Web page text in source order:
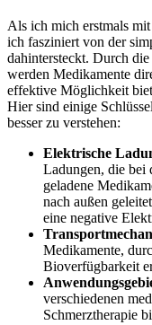
Als ich mich ​erstmals‍
ich fasziniert von der
dahintersteckt. ‍Durch
werden ⁣Medikamente
effektive Möglichkeit
Hier sind einige
besser zu verstehen:
Elektrische
Ladungen,‍ die bei
‍geladene
nach außen
eine negative
Medikamente,
Bioverfügbarkeit
verschiedenen
Schmerztherapie